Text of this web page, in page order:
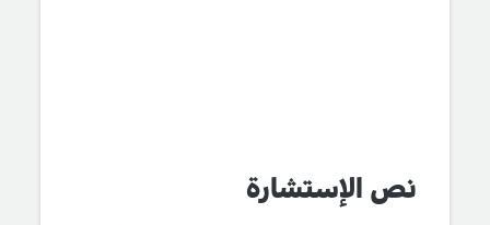
نص الإستشارة